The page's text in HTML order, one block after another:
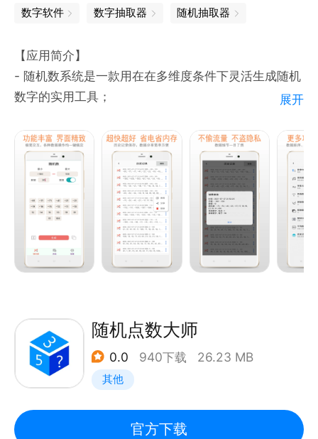
数字软件 数字抽取器 随机抽取器
【应用简介】
- 随机数系统是一款用在在多维度条件下灵活生成随机
数字的实用工具；
成概率相等；
- 操作简单，启动速度快，界面简洁、大方、实用；
- 自由生成随机数字，功能性实用性俱佳，是大家学习
生活工作的实用工具！
【核心功能】
1、极小值、极大值可自由设定，支持负数，数据范围
是否允许重复；
3、支持极简大批量生成、单个或批量复制以及结果求
和；
4、支持随机数结果的随机乱序、升序以及降序；
设置、筛选与排除功能、数据历史记录等。
展开
随机点数大师
0.0 940下载 26.23 MB
其他
官方下载